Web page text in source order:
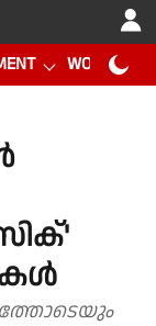
WORLD CUP